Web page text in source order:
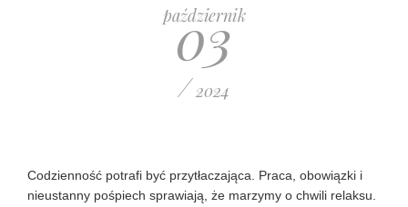
październik
03
/ 2024
Codzienność potrafi być przytłaczająca. Praca, obowiązki i
nieustanny pośpiech sprawiają, że marzymy o chwili relaksu.